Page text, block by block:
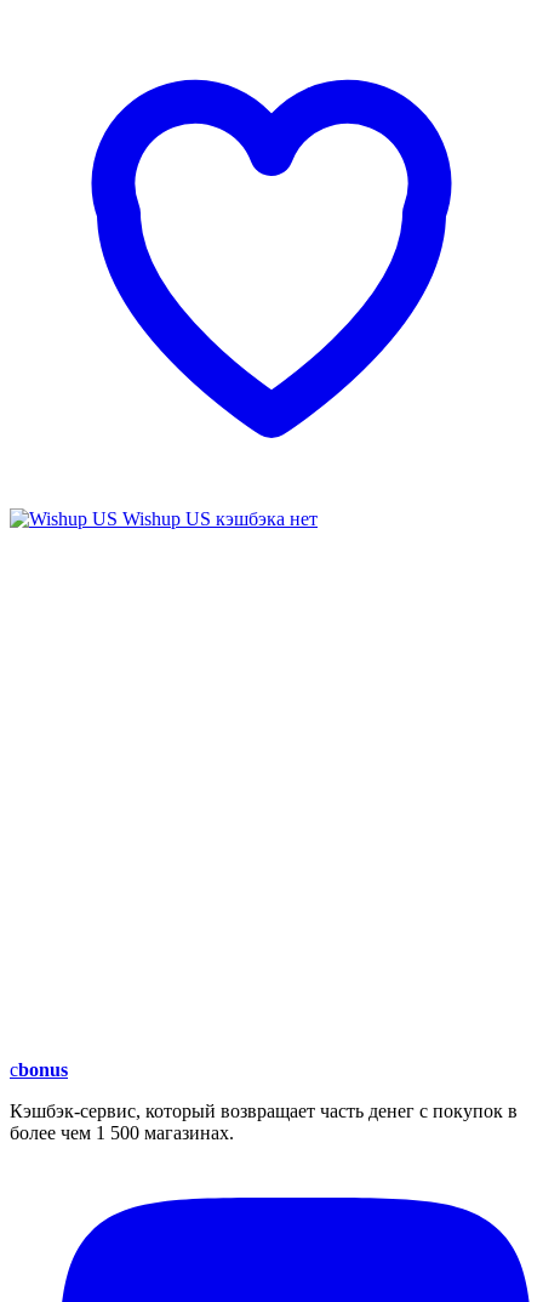
Wishup US кэшбэка нет
cbonus
Кэшбэк-сервис, который возвращает часть денег с покупок в
более чем 1 500 магазинах.